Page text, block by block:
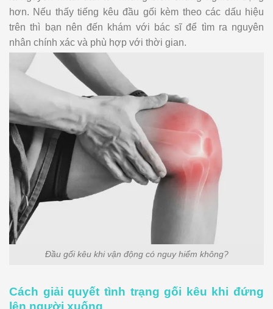
hơn. Nếu thấy tiếng kêu đầu gối kèm theo các dấu hiệu
trên thì bạn nên đến khám với bác sĩ để tìm ra nguyên
nhân chính xác và phù hợp với thời gian.
Đầu gối kêu khi vận động có nguy hiểm không?
Cách giải quyết tình trạng gối kêu khi đứng
lên người xuống